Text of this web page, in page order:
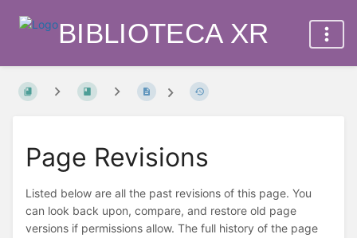
BIBLIOTECA XR
Page Revisions
Listed below are all the past revisions of this page. You
can look back upon, compare, and restore old page
versions if permissions allow. The full history of the page